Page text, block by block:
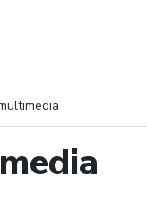
de búsqueda